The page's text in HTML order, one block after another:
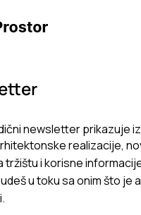
newsletter prikazuje
realizacije,
tržištu i korisne
u toku sa onim što je